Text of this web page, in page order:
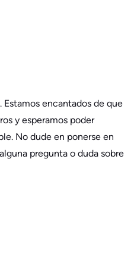
Estamos encantados de que
y esperamos poder
No dude en ponerse en
pregunta o duda sobre